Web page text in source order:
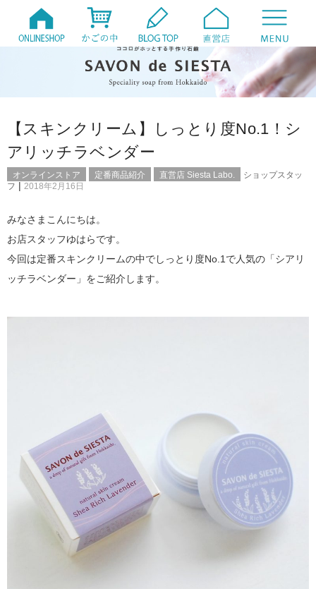
【スキンクリーム】しっとり度No.1！シ
アリッチラベンダー
オンラインストア 定番商品紹介 直営店 Siesta Labo.
ショップスタッ
フ | 2018年2月16日
みなさまこんにちは。
お店スタッフゆはらです。
今回は定番スキンクリームの中でしっとり度No.1で人気の「シアリ
ッチラベンダー」をご紹介します。